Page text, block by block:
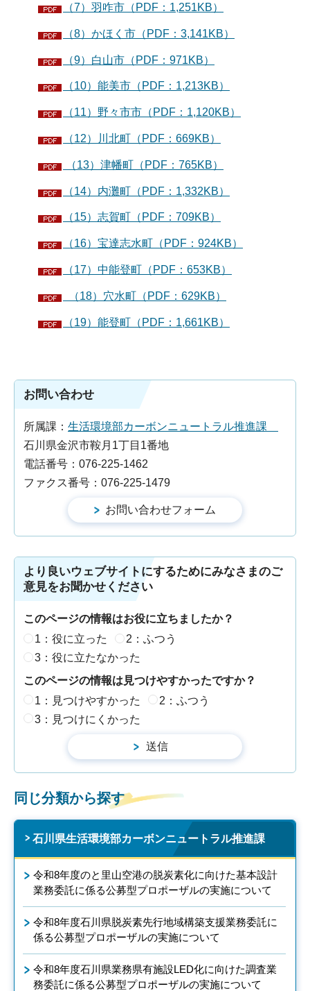
（7）羽咋市（PDF：1,251KB）
（8）かほく市（PDF：3,141KB）
（9）白山市（PDF：971KB）
（10）能美市（PDF：1,213KB）
（11）野々市市（PDF：1,120KB）
（12）川北町（PDF：669KB）
（13）津幡町（PDF：765KB）
（14）内灘町（PDF：1,332KB）
（15）志賀町（PDF：709KB）
（16）宝達志水町（PDF：924KB）
（17）中能登町（PDF：653KB）
（18）穴水町（PDF：629KB）
（19）能登町（PDF：1,661KB）
お問い合わせ
所属課： 生活環境部カーボンニュートラル推進課
石川県金沢市鞍月1丁目1番地
電話番号：076-225-1462
ファクス番号：076-225-1479
より良いウェブサイトにするためにみなさまのご
意見をお聞かせください
このページの情報はお役に立ちましたか？
1：役に立った
2：ふつう
3：役に立たなかった
このページの情報は見つけやすかったですか？
1：見つけやすかった
2：ふつう
3：見つけにくかった
同じ分類から探す
石川県生活環境部カーボンニュートラル推進課
令和8年度のと里山空港の脱炭素化に向けた基本設計
業務委託に係る公募型プロポーザルの実施について
令和8年度石川県脱炭素先行地域構築支援業務委託に
係る公募型プロポーザルの実施について
令和8年度石川県業務県有施設LED化に向けた調査業
務委託に係る公募型プロポーザルの実施について